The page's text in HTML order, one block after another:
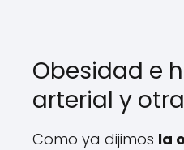
Obesidad e
arterial y
Como ya dijimos la